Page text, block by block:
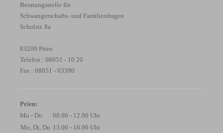
Beratungsstelle für
Schwangerschafts- und Familienfragen
Schulstr. 8a
83209 Prien
Telefon : 08051 - 10 20
Fax : 08051 - 63390
Prien:
Mo - Do
08.00 - 12.00 Uhr
Mo, Di, Do 13.00 - 16.00 Uhr